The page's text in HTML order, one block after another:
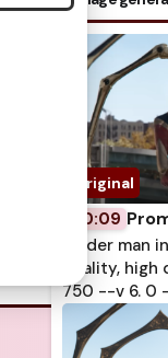
0:09
spider man
quality,
750 --v 6. 0